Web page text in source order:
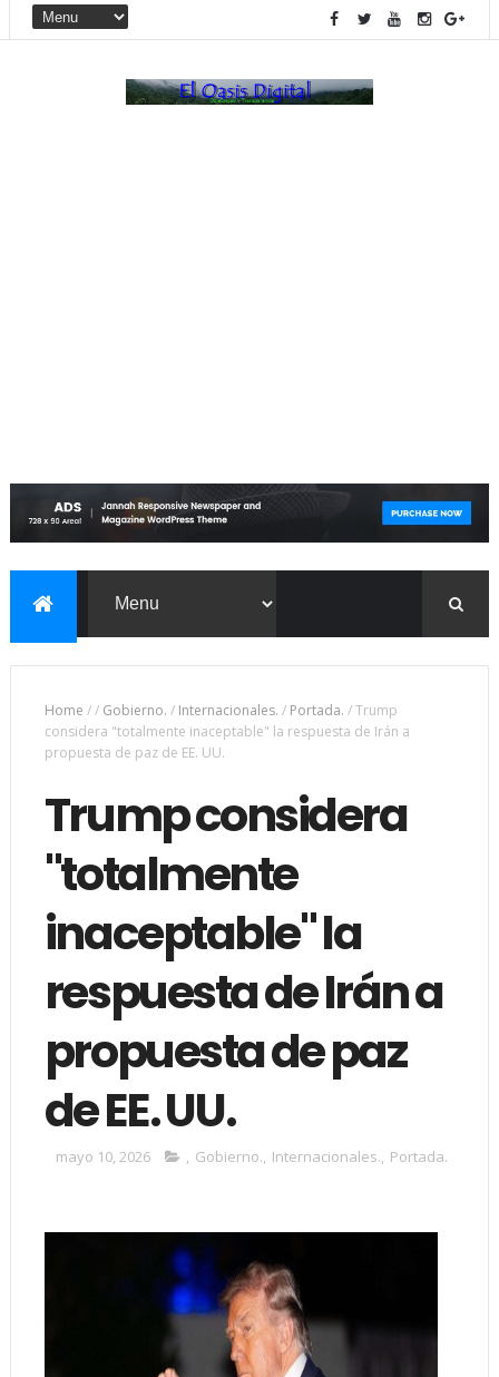
Home // Gobierno. / Internacionales. / Portada. /Trump
considera "totalmente inaceptable" la respuesta de Irán a
propuesta de paz de EE. UU.
Trump considera
"totalmente
inaceptable" la
respuesta de Irán a
propuesta de paz
de EE. UU.
mayo 10, 2026 , Gobierno., Internacionales., Portada.